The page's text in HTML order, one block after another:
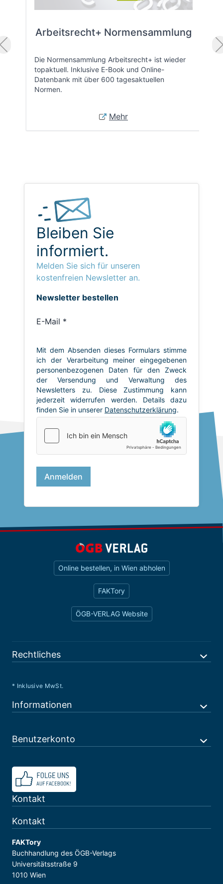
Arbeitsrecht+ Normensammlung
Die Normensammlung Arbeitsrecht+ ist wieder
topaktuell. Inklusive E-Book und Online-
Datenbank mit über 600 tagesaktuellen
Normen.
Mehr
Bleiben Sie
informiert.
Melden Sie sich für unseren
kostenfreien Newsletter an.
Online bestellen, in Wien abholen
FAKTory
ÖGB-VERLAG Website
Rechtliches
* Inklusive MwSt.
Informationen
Benutzerkonto
Kontakt
Kontakt
FAKTory
Buchhandlung des ÖGB-Verlags
Universitätsstraße 9
1010 Wien